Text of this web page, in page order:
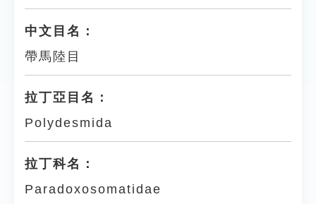
中文目名：
帶馬陸目
拉丁亞目名：
Polydesmida
拉丁科名：
Paradoxosomatidae